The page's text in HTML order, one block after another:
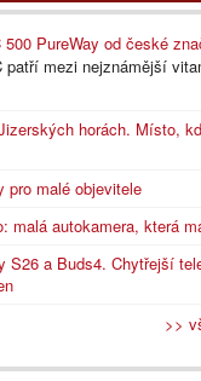
PureWay od české
patří mezi nejznámější
horách. Místo,
pro malé objevitele
malá autokamera, která
S26 a Buds4. Chytřejší
>>